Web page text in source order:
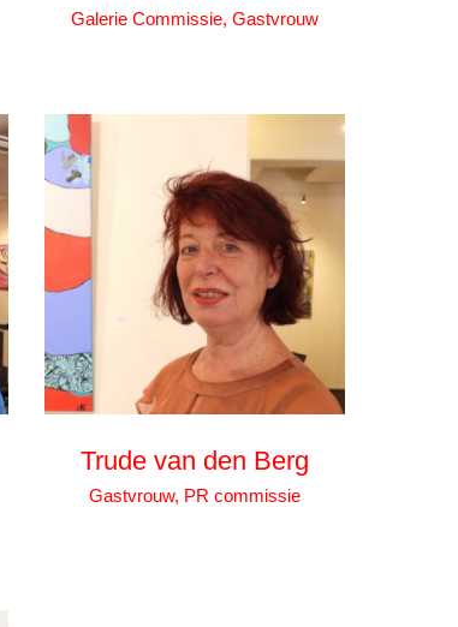
Galerie Commissie, Gastvrouw
Trude van den Berg
Gastvrouw, PR commissie